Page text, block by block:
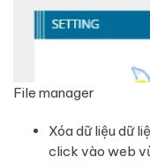
File manager
Xóa dữ liệu dữ
click vào web